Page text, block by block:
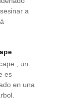
a
, un
es
en una